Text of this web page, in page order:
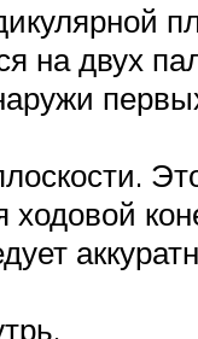
на двух
ходовой